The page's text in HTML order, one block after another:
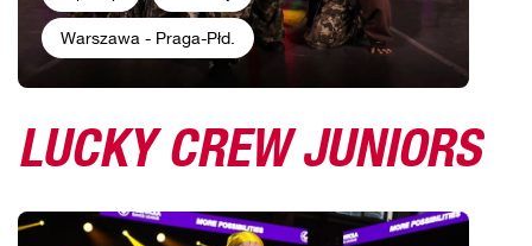
Warszawa - Praga-Płd.
LUCKY CREW JUNIORS